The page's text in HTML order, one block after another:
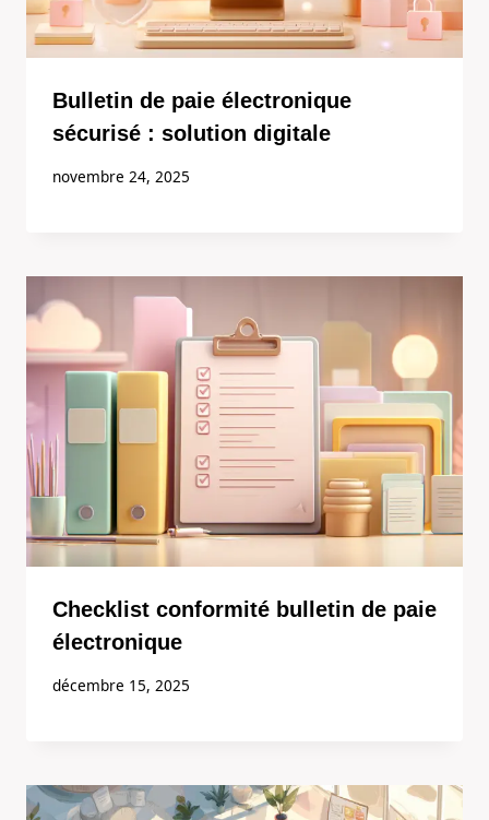
Bulletin de paie électronique
sécurisé : solution digitale
novembre 24, 2025
Checklist conformité bulletin de paie
électronique
décembre 15, 2025